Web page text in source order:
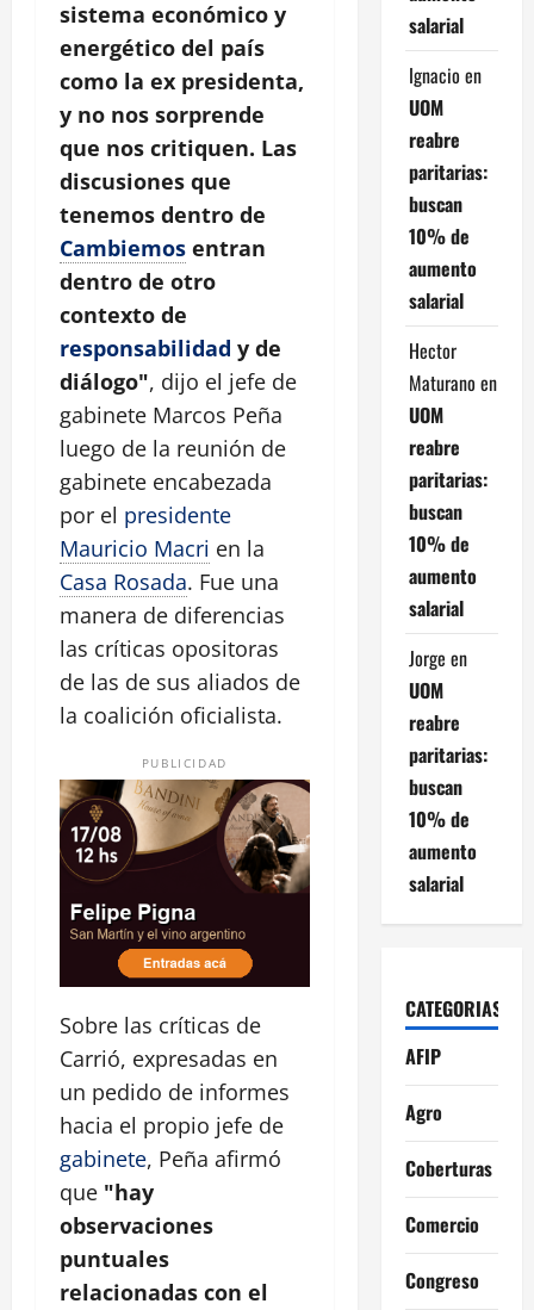
sistema económico y
energético del país
como la ex presidenta,
y no nos sorprende
que nos critiquen. Las
discusiones que
tenemos dentro de
Cambiemos entran
dentro de otro
contexto de
responsabilidad y de
diálogo", dijo el jefe de
gabinete Marcos Peña
luego de la reunión de
gabinete encabezada
por el presidente
Mauricio Macri en la
Casa Rosada. Fue una
manera de diferencias
las críticas opositoras
de las de sus aliados de
la coalición oficialista.
PUBLICIDAD
Sobre las críticas de
Carrió, expresadas en
un pedido de informes
hacia el propio jefe de
gabinete, Peña afirmó
que "hay
observaciones
puntuales
relacionadas con el
salarial
Ignacio en
UOM
reabre
paritarias:
buscan
10% de
aumento
salarial
Hector
Maturano en
UOM
reabre
paritarias:
buscan
10% de
aumento
salarial
Jorge en
UOM
reabre
paritarias:
buscan
10% de
aumento
salarial
CATEGORIAS
AFIP
Agro
Coberturas
Comercio
Congreso